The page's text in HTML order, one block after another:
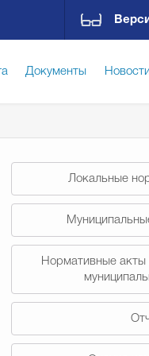
Документы
комиссия
Государственные
Локальные
Нормативные акты